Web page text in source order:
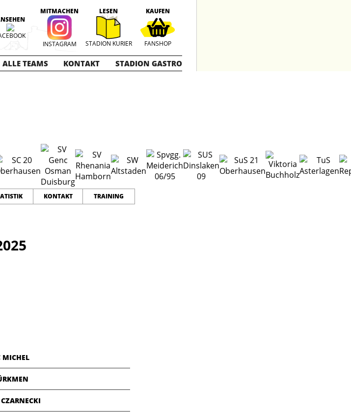
MITMACHEN
INSTAGRAM
LESEN
STADION KURIER
KAUFEN
FANSHOP
ALLE TEAMS KONTAKT STADION GASTRO
KONTAKT TRAINING
MICHEL